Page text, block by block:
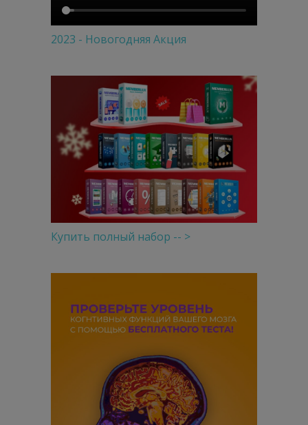
2023 - Новогодняя Акция
Купить полный набор -- >